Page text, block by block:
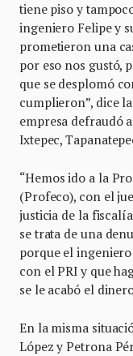
tiene piso y
ingeniero Felipe y
prometieron una
por eso nos gustó,
que se desplomó
cumplieron”, dice
empresa defraudó
Ixtepec,
“Hemos ido a la
(Profeco), con el
justicia de la
se trata de una
porque el
con el PRI y que
se le acabó el
En la misma
López y Petrona